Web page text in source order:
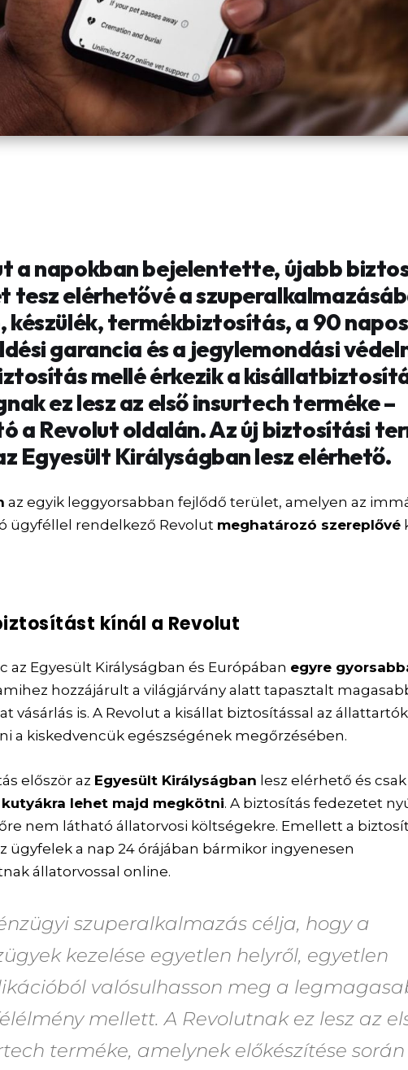
a napokban bejelentette, újabb
tesz elérhetővé a
készülék, termékbiztosítás, a 90 napos
garancia és a jegylemondási
mellé érkezik a
ez lesz az első insurtech terméke –
a Revolut oldalán. Az új biztosítási
Egyesült Királyságban lesz elérhető.
az egyik leggyorsabban fejlődő terület, amelyen az
ügyféllel rendelkező Revolut meghatározó szereplővé
kínál a Revolut
az Egyesült Királyságban és Európában egyre
hozzájárult a világjárvány alatt tapasztalt
vásárlás is. A Revolut a kisállat biztosítással az
a kiskedvencük egészségének megőrzésében.
először az Egyesült Királyságban lesz elérhető és csak
kutyákra lehet majd megkötni. A biztosítás fedezetet
nem látható állatorvosi költségekre. Emellett a
ügyfelek a nap 24 órájában bármikor ingyenesen
állatorvossal online.
szuperalkalmazás célja, hogy a
kezelése egyetlen helyről, egyetlen
valósulhasson meg a
mellett. A Revolutnak ez lesz az
terméke, amelynek előkészítése